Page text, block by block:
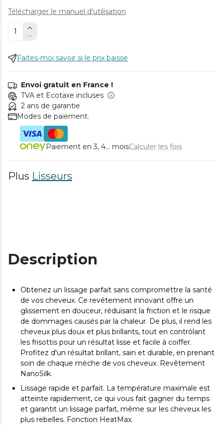
Télécharger le manuel d'utilisation
Faites-moi savoir si le prix baisse
Envoi gratuit en France !
TVA et Ecotaxe incluses
2 ans de garantie
Modes de paiement.
Paiement en 3, 4... moisCalculer les fois
Plus Lisseurs
Description
Obtenez un lissage parfait sans compromettre la santé
de vos cheveux. Ce revêtement innovant offre un
glissement en douceur, réduisant la friction et le risque
de dommages causés par la chaleur. De plus, il rend les
cheveux plus doux et plus brillants, tout en contrôlant
les frisottis pour un résultat lisse et facile à coiffer.
Profitez d'un résultat brillant, sain et durable, en prenant
soin de chaque mèche de vos cheveux. Revêtement
NanoSilk.
Lissage rapide et parfait. La température maximale est
atteinte rapidement, ce qui vous fait gagner du temps
et garantit un lissage parfait, même sur les cheveux les
plus rebelles. Fonction HeatMax.